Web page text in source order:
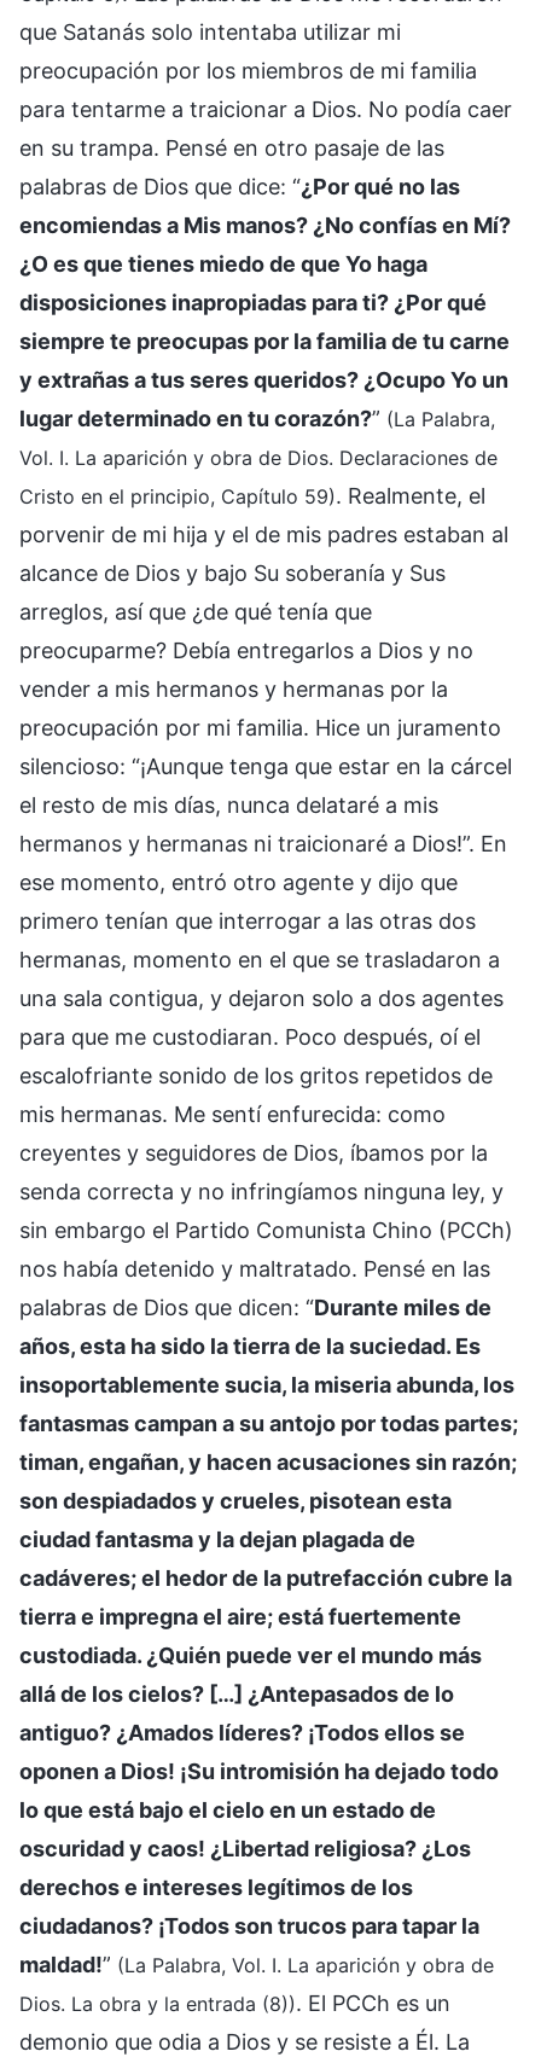
que Satanás solo intentaba utilizar mi
preocupación por los miembros de mi familia
para tentarme a traicionar a Dios. No podía caer
en su trampa. Pensé en otro pasaje de las
palabras de Dios que dice: “¿Por qué no las
encomiendas a Mis manos? ¿No confías en Mí?
¿O es que tienes miedo de que Yo haga
disposiciones inapropiadas para ti? ¿Por qué
siempre te preocupas por la familia de tu carne
y extrañas a tus seres queridos? ¿Ocupo Yo un
lugar determinado en tu corazón?” (La Palabra,
Vol. I. La aparición y obra de Dios. Declaraciones de
Cristo en el principio, Capítulo 59). Realmente, el
porvenir de mi hija y el de mis padres estaban al
alcance de Dios y bajo Su soberanía y Sus
arreglos, así que ¿de qué tenía que
preocuparme? Debía entregarlos a Dios y no
vender a mis hermanos y hermanas por la
preocupación por mi familia. Hice un juramento
silencioso: “¡Aunque tenga que estar en la cárcel
el resto de mis días, nunca delataré a mis
hermanos y hermanas ni traicionaré a Dios!”. En
ese momento, entró otro agente y dijo que
primero tenían que interrogar a las otras dos
hermanas, momento en el que se trasladaron a
una sala contigua, y dejaron solo a dos agentes
para que me custodiaran. Poco después, oí el
escalofriante sonido de los gritos repetidos de
mis hermanas. Me sentí enfurecida: como
creyentes y seguidores de Dios, íbamos por la
senda correcta y no infringíamos ninguna ley, y
sin embargo el Partido Comunista Chino (PCCh)
nos había detenido y maltratado. Pensé en las
palabras de Dios que dicen: “Durante miles de
años, esta ha sido la tierra de la suciedad. Es
insoportablemente sucia, la miseria abunda, los
fantasmas campan a su antojo por todas partes;
timan, engañan, y hacen acusaciones sin razón;
son despiadados y crueles, pisotean esta
ciudad fantasma y la dejan plagada de
cadáveres; el hedor de la putrefacción cubre la
tierra e impregna el aire; está fuertemente
custodiada. ¿Quién puede ver el mundo más
allá de los cielos? […] ¿Antepasados de lo
antiguo? ¿Amados líderes? ¡Todos ellos se
oponen a Dios! ¡Su intromisión ha dejado todo
lo que está bajo el cielo en un estado de
oscuridad y caos! ¿Libertad religiosa? ¿Los
derechos e intereses legítimos de los
ciudadanos? ¡Todos son trucos para tapar la
maldad!” (La Palabra, Vol. I. La aparición y obra de
Dios. La obra y la entrada (8)). El PCCh es un
demonio que odia a Dios y se resiste a Él. La